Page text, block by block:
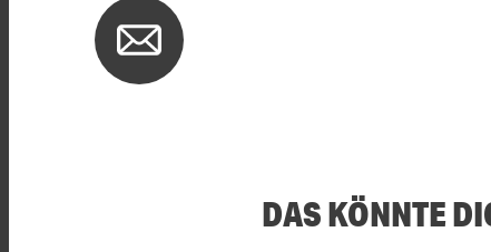
DAS KÖNNTE